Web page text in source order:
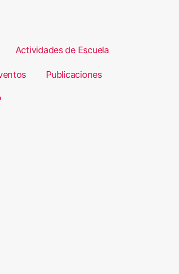
Actividades de Escuela
Publicaciones